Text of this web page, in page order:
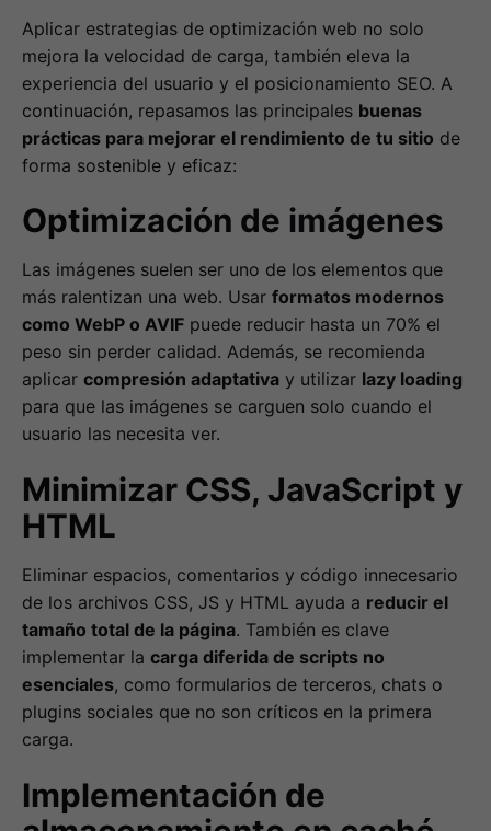
Aplicar estrategias de optimización web no solo
mejora la velocidad de carga, también eleva la
experiencia del usuario y el posicionamiento SEO. A
continuación, repasamos las principales buenas
prácticas para mejorar el rendimiento de tu sitio de
forma sostenible y eficaz:
Optimización de imágenes
Las imágenes suelen ser uno de los elementos que
más ralentizan una web. Usar formatos modernos
como WebP o AVIF puede reducir hasta un 70% el
peso sin perder calidad. Además, se recomienda
aplicar compresión adaptativa y utilizar lazy loading
para que las imágenes se carguen solo cuando el
usuario las necesita ver.
Minimizar CSS, JavaScript y
HTML
Eliminar espacios, comentarios y código innecesario
de los archivos CSS, JS y HTML ayuda a reducir el
tamaño total de la página. También es clave
implementar la carga diferida de scripts no
esenciales, como formularios de terceros, chats o
plugins sociales que no son críticos en la primera
carga.
Implementación de